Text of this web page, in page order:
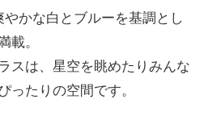
かな白とブルーを基調とし
載。
スは、星空を眺めたりみんな
ったりの空間です。